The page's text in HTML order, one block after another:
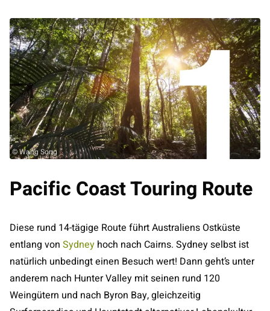
© Wang Song
Pacific Coast Touring Route
Diese rund 14-tägige Route führt Australiens Ostküste
entlang von Sydney hoch nach Cairns. Sydney selbst ist
natürlich unbedingt einen Besuch wert! Dann geht’s unter
anderem nach Hunter Valley mit seinen rund 120
Weingütern und nach Byron Bay, gleichzeitig